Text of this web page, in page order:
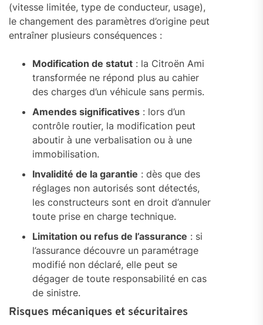
(vitesse limitée, type de conducteur, usage),
le changement des paramètres d’origine peut
entraîner plusieurs conséquences :
Modification de statut : la Citroën Ami
transformée ne répond plus au cahier
des charges d’un véhicule sans permis.
Amendes significatives : lors d’un
contrôle routier, la modification peut
aboutir à une verbalisation ou à une
immobilisation.
Invalidité de la garantie : dès que des
réglages non autorisés sont détectés,
les constructeurs sont en droit d’annuler
toute prise en charge technique.
Limitation ou refus de l’assurance : si
l’assurance découvre un paramétrage
modifié non déclaré, elle peut se
dégager de toute responsabilité en cas
de sinistre.
Risques mécaniques et sécuritaires